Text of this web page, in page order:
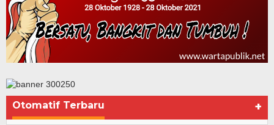
Otomatif Terbaru +